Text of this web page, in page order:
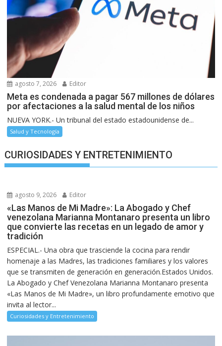
agosto 7, 2026 Editor
Meta es condenada a pagar 567 millones de dólares
por afectaciones a la salud mental de los niños
NUEVA YORK.- Un tribunal del estado estadounidense de...
Salud y Tecnología
CURIOSIDADES Y ENTRETENIMIENTO
agosto 9, 2026 Editor
«Las Manos de Mi Madre»: La Abogado y Chef
venezolana Marianna Montanaro presenta un libro
que convierte las recetas en un legado de amor y
tradición
ESPECIAL.- Una obra que trasciende la cocina para rendir
homenaje a las Madres, las tradiciones familiares y los valores
que se transmiten de generación en generación.Estados Unidos.
La Abogado y Chef Venezolana Marianna Montanaro presenta
«Las Manos de Mi Madre», un libro profundamente emotivo que
invita al lector...
Curiosidades y Entretenimiento